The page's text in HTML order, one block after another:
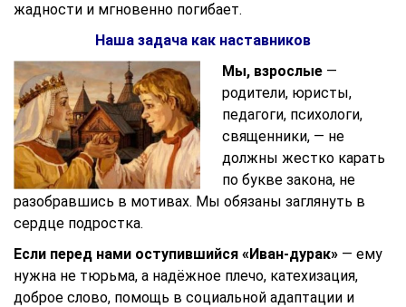
жадности и мгновенно погибает.
Наша задача как наставников
Мы, взрослые —
родители, юристы,
педагоги, психологи,
священники, — не
должны жестко карать
по букве закона, не
разобравшись в мотивах. Мы обязаны заглянуть в
сердце подростка.
Если перед нами оступившийся «Иван-дурак» — ему
нужна не тюрьма, а надёжное плечо, катехизация,
доброе слово, помощь в социальной адаптации и